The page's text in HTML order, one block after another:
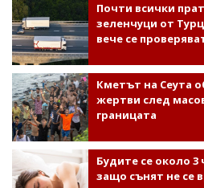
Почти всички
зеленчуци от
вече се
Кметът на Сеута
жертви след
границата
Будите се около 3
защо сънят не се